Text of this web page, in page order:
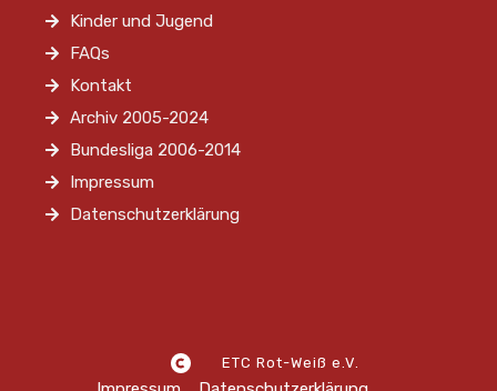
Kinder und Jugend
FAQs
Kontakt
Archiv 2005-2024
Bundesliga 2006-2014
Impressum
Datenschutzerklärung
ETC Rot-Weiß e.V.